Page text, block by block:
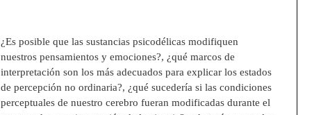
¿Es posible que las sustancias psicodélicas modifiquen
nuestros pensamientos y emociones?, ¿qué marcos de
interpretación son los más adecuados para explicar los estados
de percepción no ordinaria?, ¿qué sucedería si las condiciones
perceptuales de nuestro cerebro fueran modificadas durante el